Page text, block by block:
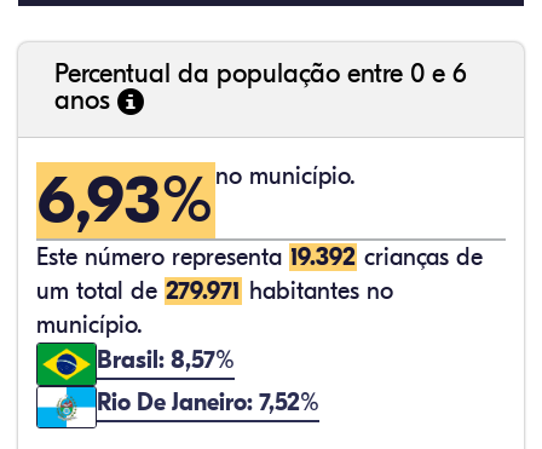
Percentual da população entre 0 e 6
anos
6,93% no município.
Este número representa 19.392 crianças de
um total de 279.971 habitantes no
município.
Brasil: 8,57%
Rio De Janeiro: 7,52%